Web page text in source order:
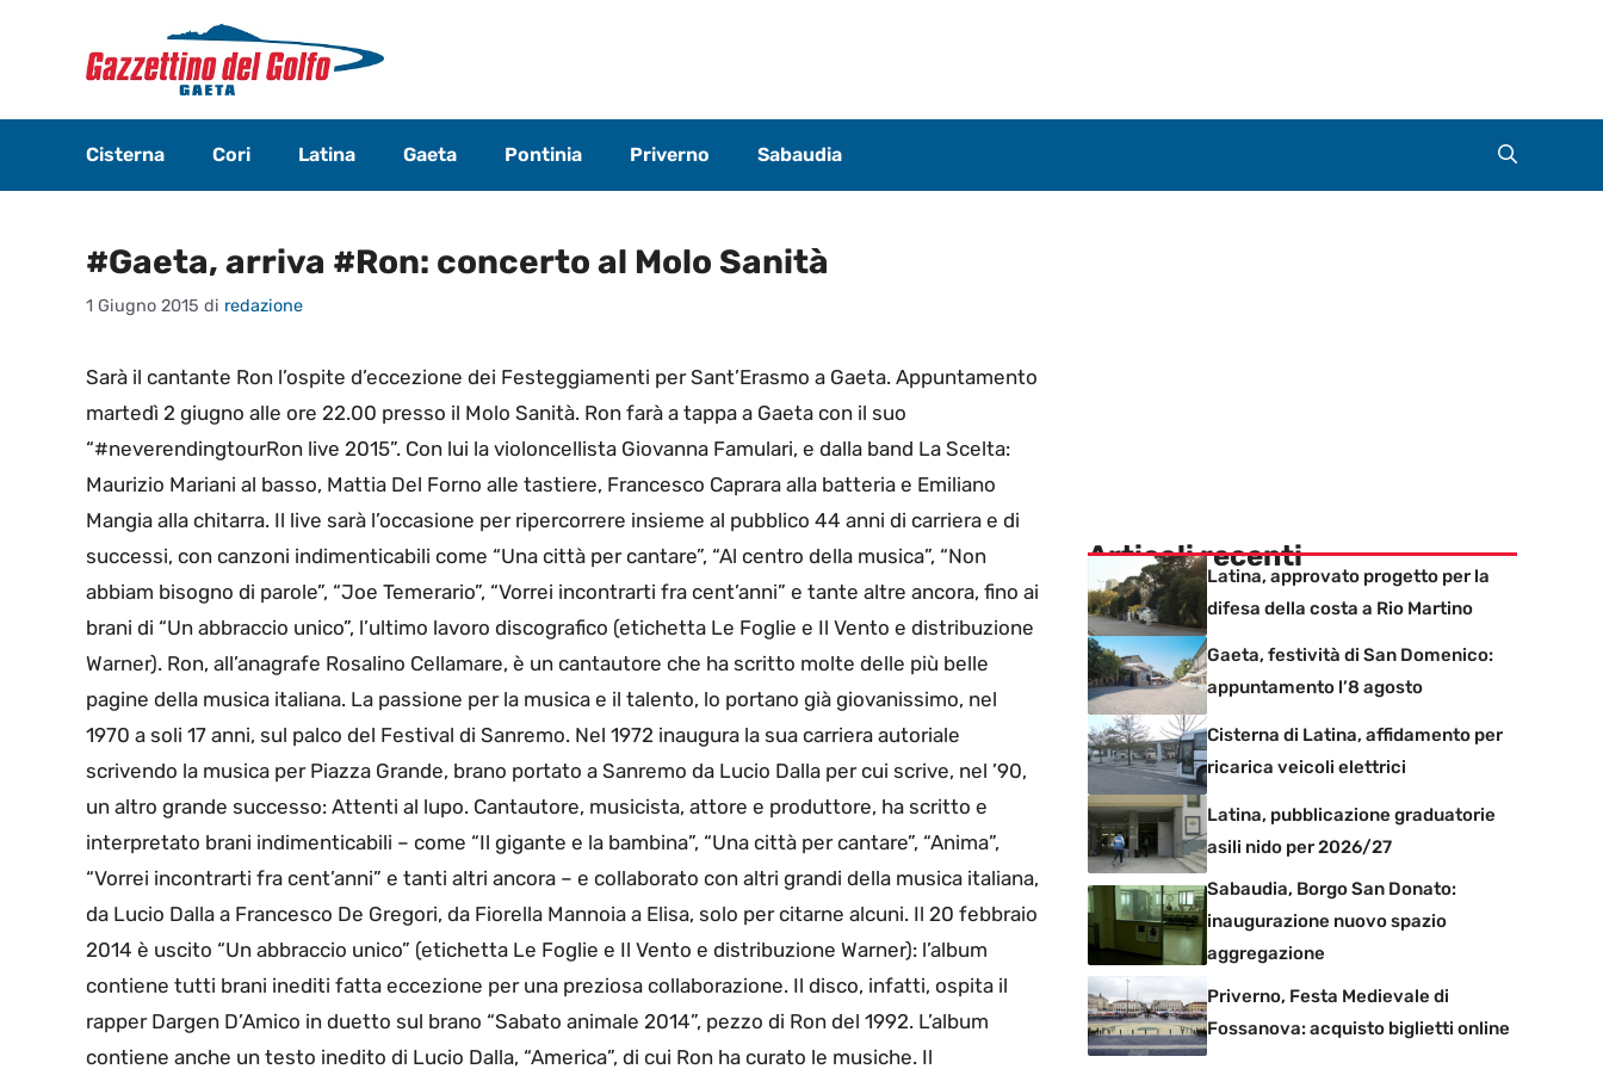
contenuto
Cisterna Cori Latina Gaeta Pontinia Priverno Sabaudia
#Gaeta, arriva #Ron: concerto al Molo Sanità
1 Giugno 2015 di redazione
Sarà il cantante Ron l’ospite d’eccezione dei Festeggiamenti per Sant’Erasmo a Gaeta. Appuntamento
martedì 2 giugno alle ore 22.00 presso il Molo Sanità. Ron farà a tappa a Gaeta con il suo
“#neverendingtourRon live 2015”. Con lui la violoncellista Giovanna Famulari, e dalla band La Scelta:
Maurizio Mariani al basso, Mattia Del Forno alle tastiere, Francesco Caprara alla batteria e Emiliano
Mangia alla chitarra. Il live sarà l’occasione per ripercorrere insieme al pubblico 44 anni di carriera e di
successi, con canzoni indimenticabili come “Una città per cantare”, “Al centro della musica”, “Non
abbiam bisogno di parole”, “Joe Temerario”, “Vorrei incontrarti fra cent’anni” e tante altre ancora, fino ai
brani di “Un abbraccio unico”, l’ultimo lavoro discografico (etichetta Le Foglie e Il Vento e distribuzione
Warner). Ron, all’anagrafe Rosalino Cellamare, è un cantautore che ha scritto molte delle più belle
pagine della musica italiana. La passione per la musica e il talento, lo portano già giovanissimo, nel
1970 a soli 17 anni, sul palco del Festival di Sanremo. Nel 1972 inaugura la sua carriera autoriale
scrivendo la musica per Piazza Grande, brano portato a Sanremo da Lucio Dalla per cui scrive, nel ’90,
un altro grande successo: Attenti al lupo. Cantautore, musicista, attore e produttore, ha scritto e
interpretato brani indimenticabili – come “Il gigante e la bambina”, “Una città per cantare”, “Anima”,
“Vorrei incontrarti fra cent’anni” e tanti altri ancora – e collaborato con altri grandi della musica italiana,
da Lucio Dalla a Francesco De Gregori, da Fiorella Mannoia a Elisa, solo per citarne alcuni. Il 20 febbraio
2014 è uscito “Un abbraccio unico” (etichetta Le Foglie e Il Vento e distribuzione Warner): l’album
contiene tutti brani inediti fatta eccezione per una preziosa collaborazione. Il disco, infatti, ospita il
rapper Dargen D’Amico in duetto sul brano “Sabato animale 2014”, pezzo di Ron del 1992. L’album
contiene anche un testo inedito di Lucio Dalla, “America”, di cui Ron ha curato le musiche. Il
Articoli recenti
Latina, approvato progetto per la
difesa della costa a Rio Martino
Gaeta, festività di San Domenico:
appuntamento l’8 agosto
Cisterna di Latina, affidamento per
ricarica veicoli elettrici
Latina, pubblicazione graduatorie
asili nido per 2026/27
Sabaudia, Borgo San Donato:
inaugurazione nuovo spazio
aggregazione
Priverno, Festa Medievale di
Fossanova: acquisto biglietti online